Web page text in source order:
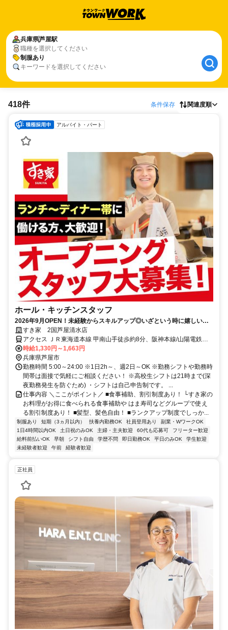
兵庫県芦屋駅
職種を選択してください
制服あり
キーワードを選択してください
418件 条件保存 関連度順
アルバイト・パート
ホール・キッチンスタッフ
2026年9月OPEN！未経験からスキルアップ◎いざという時に嬉しい給
与前払い制度あり！
すき家 2国芦屋清水店
アクセス ＪＲ東海道本線 甲南山手徒歩約8分、阪神本線/山陽電鉄本
線 芦屋〔阪神線〕西出口徒歩約12分、阪急神戸本線 芦屋川北出口徒
歩約14分 JR神戸線「甲南山手駅」より徒歩8分
時給1,330円～1,663円
兵庫県芦屋市
勤務時間 5:00～24:00 ※1日2h～、週2日～OK ※勤務シフトや勤務時
間帯は面接で気軽にご相談ください！ ※高校生シフトは21時まで(深
夜勤務発生を防ぐため) ・シフトは自己申告制です。 ...
仕事内容 ＼ここがポイント／ ■食事補助、割引制度あり！ └すき家の
お料理がお得に食べられる食事補助や はま寿司などグループで使え
る割引制度あり！ ■髪型、髪色自由！ ■ランクアップ制度でしっか...
制服あり 短期（3ヵ月以内） 扶養内勤務OK 社員登用あり
副業・WワークOK
1日4時間以内OK
土日祝のみOK 主婦・主夫歓迎 60代も応募可
フリーター歓迎
給料前払いOK
早朝 シフト自由 学歴不問 即日勤務OK 平日のみOK
学生歓迎
未経験者歓迎
午前 経験者歓迎
正社員